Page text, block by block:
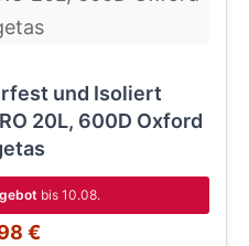
und Isoliert
20L, 600D Oxford
bis 10.08.
€